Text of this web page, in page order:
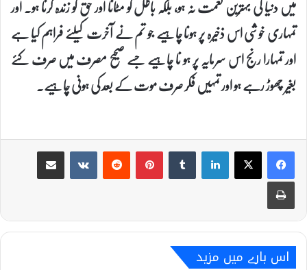
میں دنیا کی بہترین نعمت نہ ہو، بلکہ باطل کو مٹانا اور حق کو زندہ کرنا ہو۔ اور
تمہاری خوشی اس ذخیرہ پر ہونا چاہیے جو تم نے آخرت کیلئے فراہم کیا ہے
اور تمہارا رنج اس سرمایہ پر ہو نا چاہیے جسے صحیح مصرف میں صرف کئے
بغیر چھوڑ رہے ہو اور تمہیں فکر صرف موت کے بعد کی ہونی چاہیے۔
اس بارے میں مزید